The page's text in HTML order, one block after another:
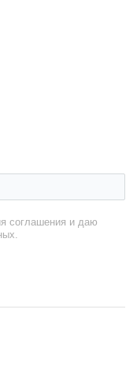
соглашения и даю